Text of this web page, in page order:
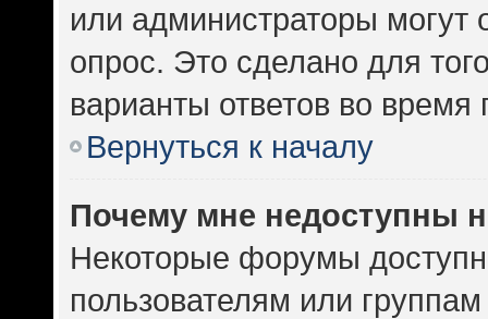
или администраторы могут
опрос. Это сделано для
варианты ответов во время
Вернуться к началу
Почему мне недоступны
Некоторые форумы
пользователям или